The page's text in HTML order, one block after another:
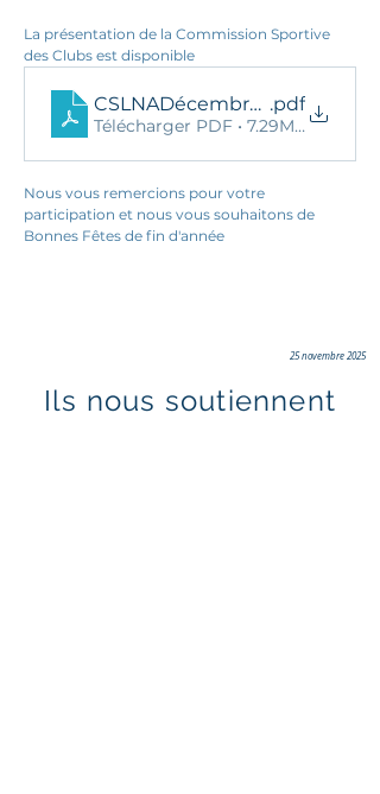
La présentation de la Commission Sportive
des Clubs est disponible
CSLNADécembre23 - 18-12-
.pdf
Télécharger PDF • 7.29MB
Nous vous remercions pour votre
participation et nous vous souhaitons de
Bonnes Fêtes de fin d'année
25 novembre 2025
Ils nous soutiennent